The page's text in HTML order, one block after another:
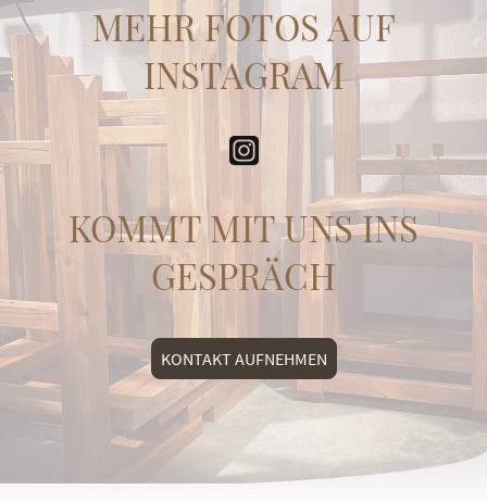
MEHR FOTOS AUF
INSTAGRAM
KOMMT MIT UNS INS
GESPRÄCH
KONTAKT AUFNEHMEN